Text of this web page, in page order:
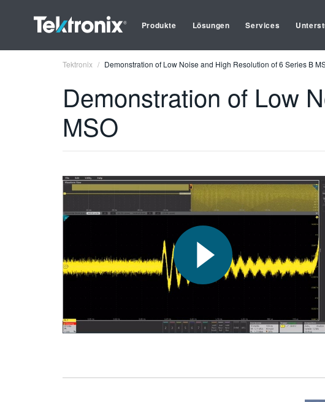
Produkte Lösungen Services
Tektronix Demonstration of Low Noise and High Resolution of 6 Series B
Demonstration of Low
MSO